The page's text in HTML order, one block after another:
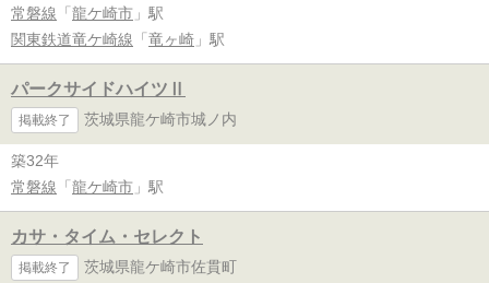
常磐線 「 龍ケ崎市 」駅
関東鉄道竜ケ崎線 「 竜ヶ崎 」駅
パークサイドハイツⅡ
掲載終了 茨城県龍ケ崎市城ノ内
築32年
常磐線 「 龍ケ崎市 」駅
カサ・タイム・セレクト
掲載終了 茨城県龍ケ崎市佐貫町